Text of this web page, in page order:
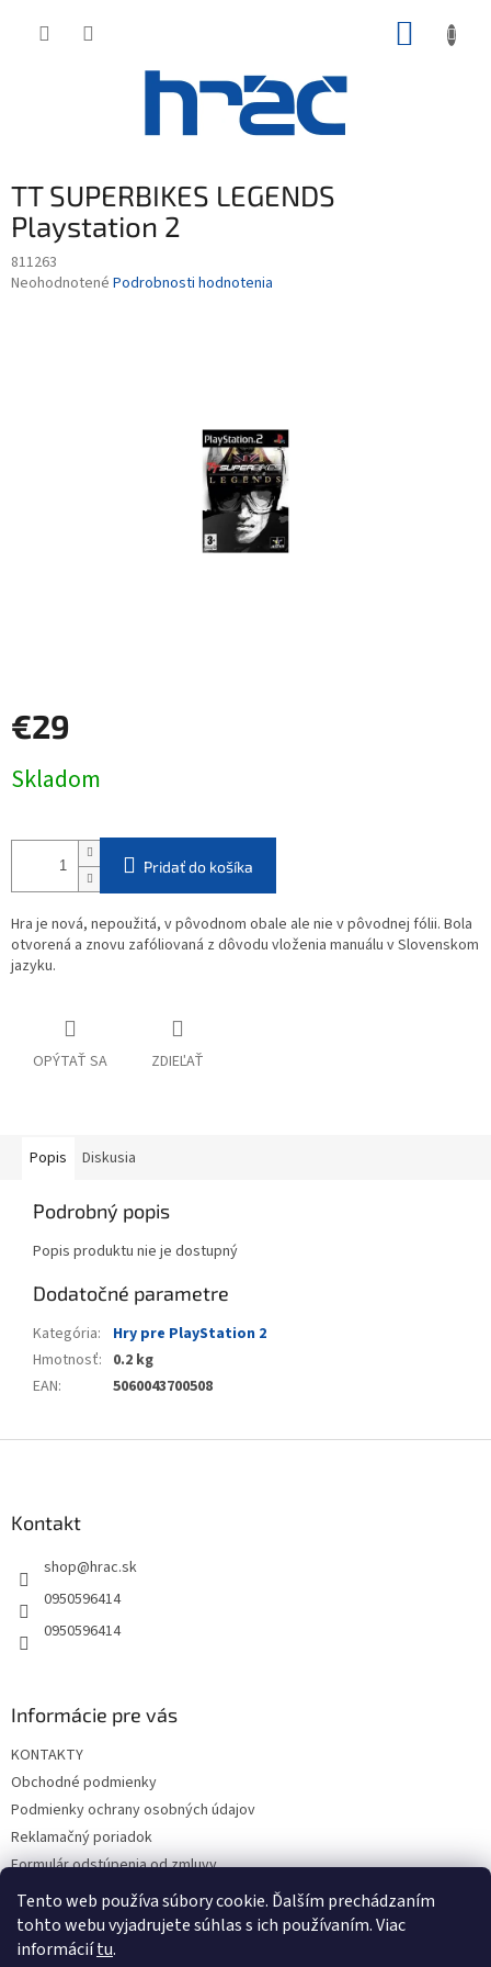
Tento web používa súbory cookie. Ďalším prechádzaním
tohto webu vyjadrujete súhlas s ich používaním. Viac
informáciítu.
TT SUPERBIKES LEGENDS
Playstation 2
811263
Priemerné
Neohodnotené Podrobnosti hodnotenia
€29
cena:
Skladom
Pridať do košíka
Hra je nová, nepoužitá, v pôvodnom obale ale nie v pôvodnej fólii. Bola
otvorená a znovu zafóliovaná z dôvodu vloženia manuálu v Slovenskom
jazyku.
OPÝTAŤ SA ZDIEĽAŤ
Popis Diskusia
Podrobný popis
Popis produktu nie je dostupný
Dodatočné parametre
Kategória:
Hry pre PlayStation 2
Hmotnosť: 0.2 kg
EAN: 5060043700508
Kontakt
shop@hrac.sk
0950596414
0950596414
Informácie pre vás
KONTAKTY
Obchodné podmienky
Podmienky ochrany osobných údajov
Reklamačný poriadok
Formulár odstúpenia od zmluvy
Reklamačný formulár